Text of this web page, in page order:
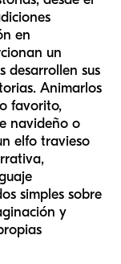
en
un
desarrollen sus
Animarlos
favorito,
navideño o
elfo travieso
simples sobre
y